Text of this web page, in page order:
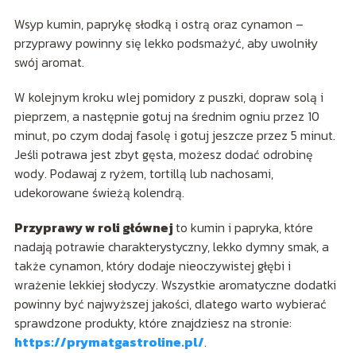
Wsyp kumin, paprykę słodką i ostrą oraz cynamon –
przyprawy powinny się lekko podsmażyć, aby uwolniły
swój aromat.
W kolejnym kroku wlej pomidory z puszki, dopraw solą i
pieprzem, a następnie gotuj na średnim ogniu przez 10
minut, po czym dodaj fasolę i gotuj jeszcze przez 5 minut.
Jeśli potrawa jest zbyt gęsta, możesz dodać odrobinę
wody. Podawaj z ryżem, tortillą lub nachosami,
udekorowane świeżą kolendrą.
Przyprawy w roli głównejto kumin i papryka, które
nadają potrawie charakterystyczny, lekko dymny smak, a
także cynamon, który dodaje nieoczywistej głębi i
wrażenie lekkiej słodyczy. Wszystkie aromatyczne dodatki
powinny być najwyższej jakości, dlatego warto wybierać
sprawdzone produkty, które znajdziesz na stronie:
https://prymatgastroline.pl/.